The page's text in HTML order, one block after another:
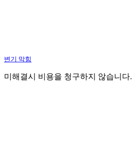
변기 막힘
미해결시 비용을 청구하지 않습니다.